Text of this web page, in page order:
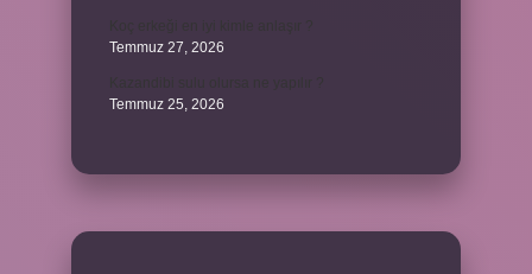
Temmuz 27, 2026
Temmuz 25, 2026